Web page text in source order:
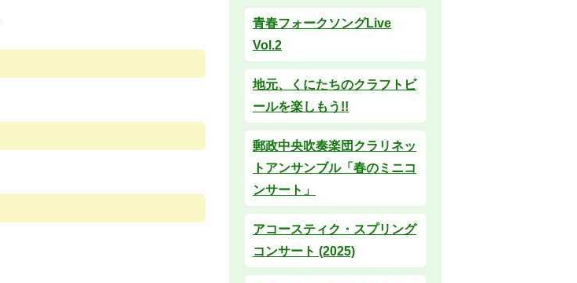
青春フォークソングLive
Vol.2
地元、くにたちのクラフトビ
ールを楽しもう!!
郵政中央吹奏楽団クラリネッ
トアンサンブル「春のミニコ
ンサート」
アコースティク・スプリング
コンサート (2025)